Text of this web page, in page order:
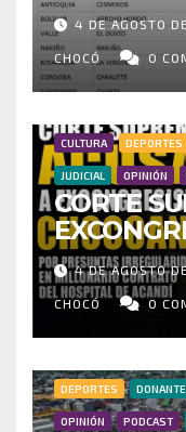
CENSO
FRAUDE
4 DE AGOSTO
CHOCÓ 0
CULTURA DEPORTES
JUDICIAL OPINIÓN
CORTE
POR
4 DE AGOSTO
CHOCÓ 0
DEPORTES
OPINIÓN PODCAST